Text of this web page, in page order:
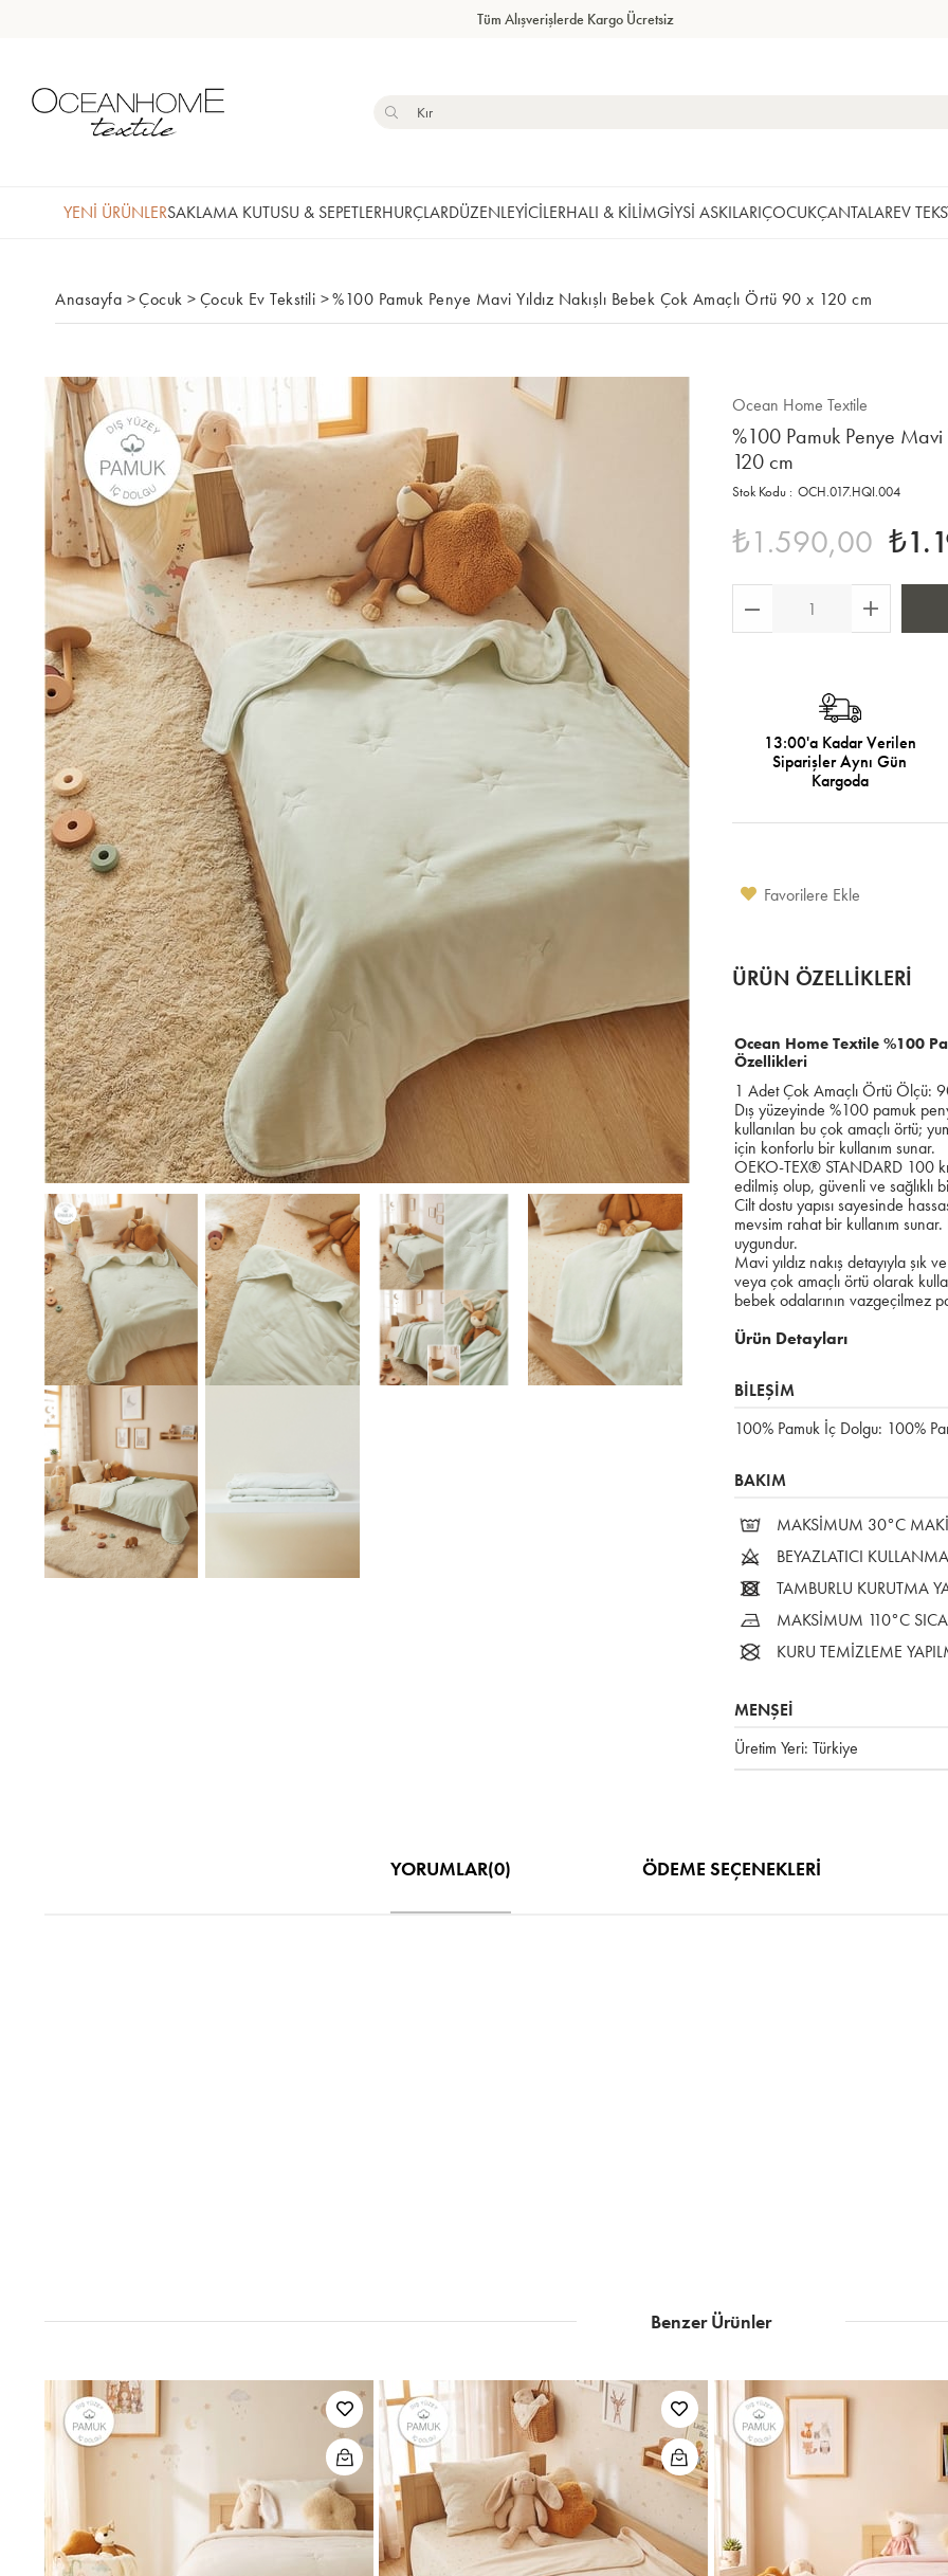
Tüm Alışverişlerde Kargo Ücretsiz
YENİ ÜRÜNLERSAKLAMA KUTUSU & SEPETLERHURÇLARDÜZENLEYİCİLERHALI & KİLİMGİYSİ ASKILARIÇOCUKÇANTALAREV
Anasayfa >Çocuk >Çocuk Ev Tekstili >%100 Pamuk Penye Mavi Yıldız Nakışlı Bebek Çok Amaçlı Örtü 90 x 120 cm
Ocean Home Textile
%100 Pamuk Penye Mavi
120 cm
OCH.017.HQI.004
₺1.590,00
13:00'a Kadar Verilen
Siparişler Aynı Gün
Kargoda
Favorilere Ekle
ÜRÜN ÖZELLIKLERI
Ocean Home Textile %100
Özellikleri
1 Adet Çok Amaçlı Örtü Ölçü:
Dış yüzeyinde %100 pamuk
kullanılan bu çok amaçlı örtü;
için konforlu bir kullanım sunar.
OEKO-TEX® STANDARD 100
edilmiş olup, güvenli ve sağlıklı
Cilt dostu yapısı sayesinde
mevsim rahat bir kullanım
uygundur.
Mavi yıldız nakış detayıyla
veya çok amaçlı örtü olarak
bebek odalarının vazgeçilmez
Ürün Detayları
BİLEŞİM
100% Pamuk İç Dolgu: 100%
BAKIM
MAKSİMUM 30°C
BEYAZLATICI
TAMBURLU KURUTMA
MAKSİMUM 110°C
KURU TEMİZLEME
MENŞEİ
Üretim Yeri: Türkiye
YORUMLAR(0) ÖDEME SEÇENEKLERI
Benzer Ürünler